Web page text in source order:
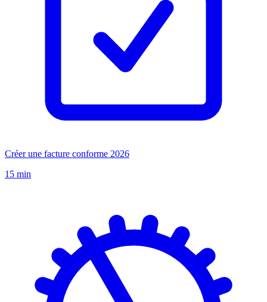
Créer une facture conforme 2026
15 min